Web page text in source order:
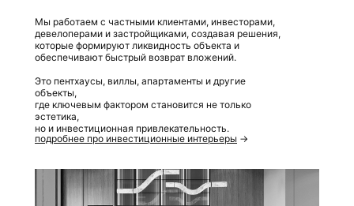
подробнее про инвестиционные интерьеры →
Мы работаем с частными клиентами, инвесторами,
девелоперами и застройщиками, создавая решения,
которые формируют ликвидность объекта и
обеспечивают быстрый возврат вложений.
Это пентхаусы, виллы, апартаменты и другие
объекты,
где ключевым фактором становится не только
эстетика,
но и инвестиционная привлекательность.